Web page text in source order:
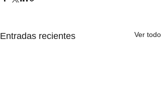
Entradas recientes Ver todo